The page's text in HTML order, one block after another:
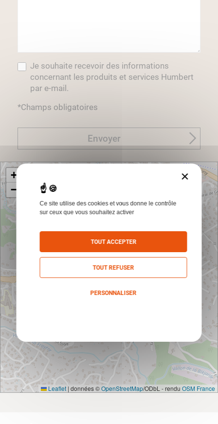
Je souhaite recevoir des informations
concernant les produits et services Humbert
par e-mail.
*Champs obligatoires
Envoyer
+
−
Leaflet | données ©OpenStreetMap/ODbL - rendu OSM France
×
Ce site utilise des cookies et vous donne le contrôle
sur ceux que vous souhaitez activer
TOUT ACCEPTER
TOUT REFUSER
PERSONNALISER